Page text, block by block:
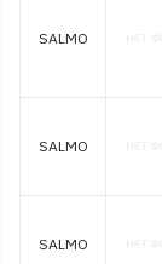
SALMO
SALMO
SALMO